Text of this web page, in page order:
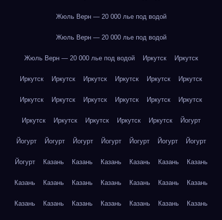
Жюль Верн — 20 000 лье под водой
Жюль Верн — 20 000 лье под водой
Жюль Верн — 20 000 лье под водой Иркутск Иркутск
Иркутск Иркутск Иркутск Иркутск Иркутск Иркутск
Иркутск Иркутск Иркутск Иркутск Иркутск Иркутск
Иркутск Иркутск Иркутск Иркутск Иркутск Йогурт
Йогурт Йогурт Йогурт Йогурт Йогурт Йогурт Йогурт
Йогурт Казань Казань Казань Казань Казань Казань
Казань Казань Казань Казань Казань Казань Казань
Казань Казань Казань Казань Казань Казань Казань